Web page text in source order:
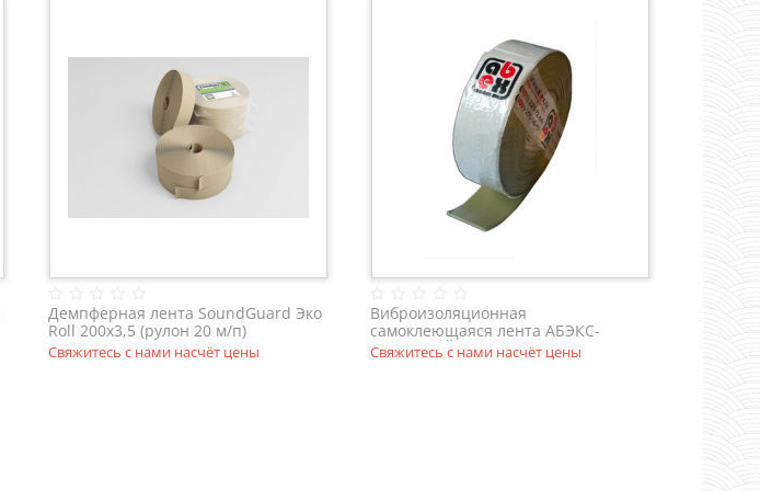
Демпферная лента SoundGuard Эко
Roll 200х3,5 (рулон 20 м/п)
Свяжитесь с нами насчёт цены
Виброизоляционная
самоклеющаяся лента АБЭКС-
ВИБРОЛАЙН 50 мм. (рулон 5 м.)
Свяжитесь с нами насчёт цены